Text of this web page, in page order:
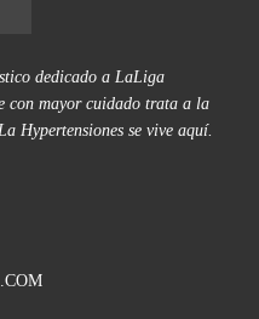
dedicado a LaLiga
con mayor cuidado trata a la
Hypertensiones se vive aquí.